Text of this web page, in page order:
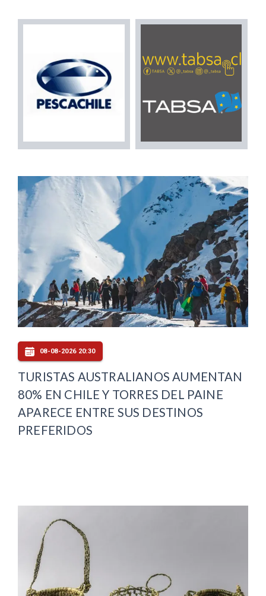
08-08-2026 20:30
TURISTAS AUSTRALIANOS AUMENTAN
80% EN CHILE Y TORRES DEL PAINE
APARECE ENTRE SUS DESTINOS
PREFERIDOS